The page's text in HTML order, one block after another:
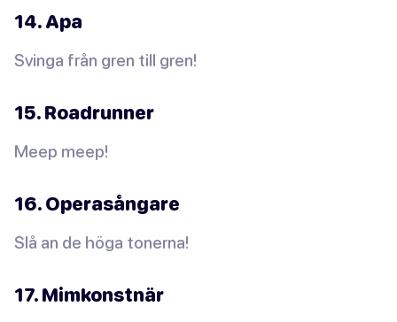
14. Apa
Svinga från gren till gren!
15. Roadrunner
Meep meep!
16. Operasångare
Slå an de höga tonerna!
17. Mimkonstnär